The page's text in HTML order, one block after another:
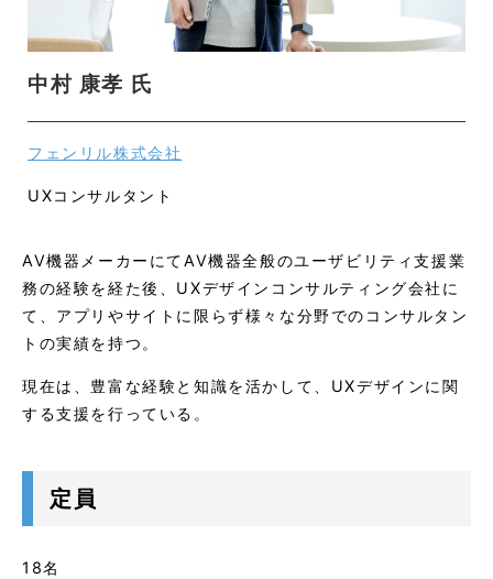
中村 康孝 氏
フェンリル株式会社
UXコンサルタント
AV機器メーカーにてAV機器全般のユーザビリティ支援業
務の経験を経た後、UXデザインコンサルティング会社に
て、アプリやサイトに限らず様々な分野でのコンサルタン
トの実績を持つ。
現在は、豊富な経験と知識を活かして、UXデザインに関
する支援を行っている。
定員
18名